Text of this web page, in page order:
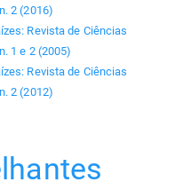
2 (2016)
Revista de Ciências
1 e 2 (2005)
Revista de Ciências
2 (2012)